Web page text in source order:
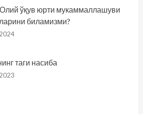
ўқув юрти мукаммаллашуви
биламизми?
таги насиба